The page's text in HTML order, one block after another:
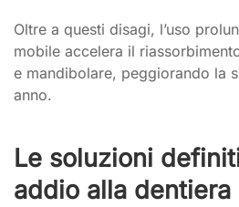
Oltre a questi disagi, l’uso
mobile accelera il
e mandibolare, peggiorando la
anno.
Le soluzioni
addio alla dentiera